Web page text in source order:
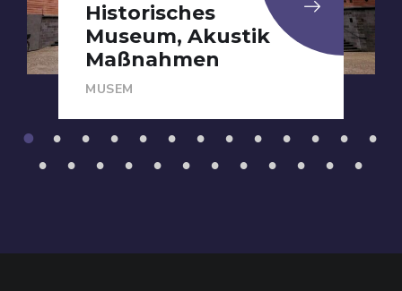
Historisches
Museum, Akustik
Maßnahmen
MUSEM
1 2 3 4 5 6 7 8 9 1 1 1 1
1 1 1 1 1 1 2 2 2 2 2 2